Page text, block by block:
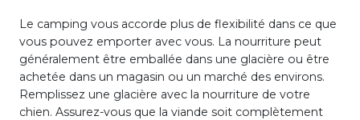
Le camping vous accorde plus de flexibilité dans ce que
vous pouvez emporter avec vous. La nourriture peut
généralement être emballée dans une glacière ou être
achetée dans un magasin ou un marché des environs.
Remplissez une glacière avec la nourriture de votre
chien. Assurez-vous que la viande soit complètement